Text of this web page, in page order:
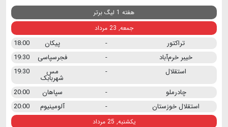
هفته 1 لیگ برتر
جمعه, 23 مرداد
تراکتور - پیکان
18:00
خیبر خرم‌آباد
- فجرسپاسی
19:30
استقلال
- مس
شهربابک
19:30
چادرملو
- سپاهان
20:00
استقلال خوزستان
- آلومینیوم 20:00
یکشنبه, 25 مرداد